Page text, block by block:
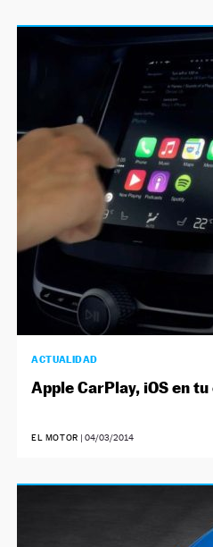
ACTUALIDAD
Apple CarPlay, iOS en
EL MOTOR | 04/03/2014